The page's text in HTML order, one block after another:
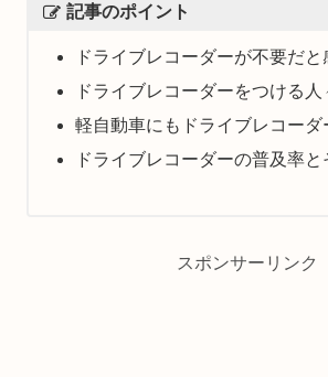
記事のポイント
ドライブレコーダーが不要だと
ドライブレコーダーをつける
軽自動車にもドライブレコーダ
ドライブレコーダーの普及率と
スポンサーリンク